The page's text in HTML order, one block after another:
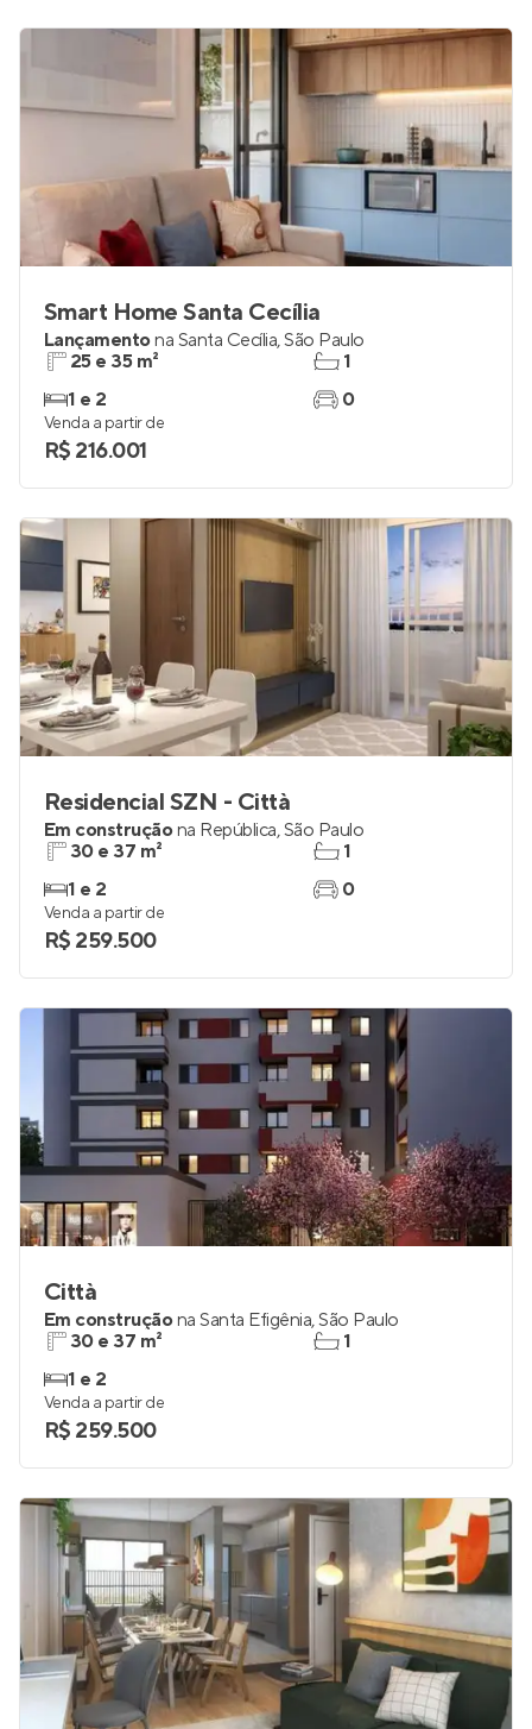
Smart Home Santa Cecília
Lançamentona Santa Cecília,São Paulo
25 e 35 m²
1 e 2
1
0
Venda a partir de
R$ 216.001
Residencial SZN - Città
Em construçãona República,São Paulo
30 e 37 m²
1 e 2
1
0
Venda a partir de
R$ 259.500
Città
Em construçãona Santa Efigênia,São Paulo
30 e 37 m²
1 e 2
1
Venda a partir de
R$ 259.500